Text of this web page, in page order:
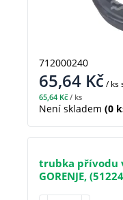
712000240
65,64 Kč/ ks
65,64 Kč/ ks
Není skladem (0
trubka přívodu
GORENJE,